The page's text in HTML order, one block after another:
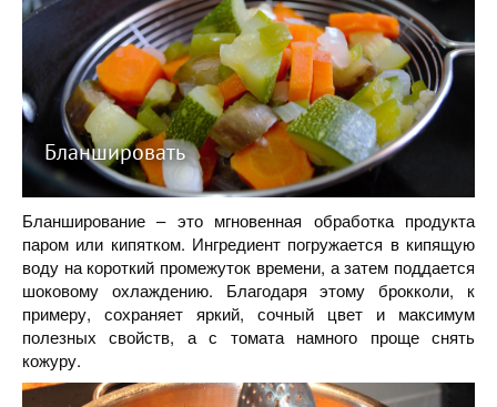
Бланшировать
Бланширование – это мгновенная обработка продукта
паром или кипятком. Ингредиент погружается в кипящую
воду на короткий промежуток времени, а затем поддается
шоковому охлаждению. Благодаря этому брокколи, к
примеру, сохраняет яркий, сочный цвет и максимум
полезных свойств, а с томата намного проще снять
кожуру.